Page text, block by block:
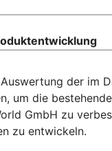
der im
um die
GmbH zu
zu entwickeln.